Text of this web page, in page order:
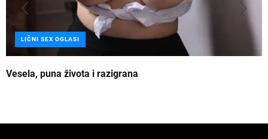
LIČNI SEX OGLASI
Vesela, puna života i razigrana